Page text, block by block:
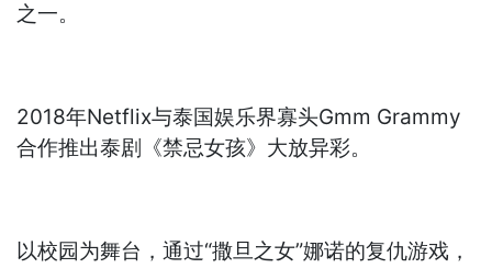
之一。
2018年Netflix与泰国娱乐界寡头Gmm Grammy
合作推出泰剧《禁忌女孩》大放异彩。
以校园为舞台，通过“撒旦之女”娜诺的复仇游戏，